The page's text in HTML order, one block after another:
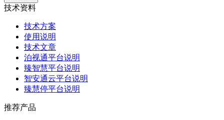
技术资料
技术方案
使用说明
技术文章
泊视通平台说明
臻智慧平台说明
智安通云平台说明
臻慧停平台说明
推荐产品